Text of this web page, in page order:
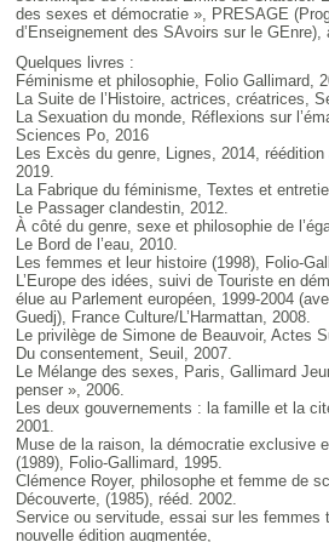
des sexes et démocratie », PRESAGE
d’Enseignement des SAvoirs sur le GEnre),
Quelques livres :
Féminisme et philosophie, Folio Gallimard,
La Suite de l’Histoire, actrices, créatrices,
La Sexuation du monde, Réflexions sur
Sciences Po, 2016
Les Excès du genre, Lignes, 2014, réédition
2019.
La Fabrique du féminisme, Textes et
Le Passager clandestin, 2012.
À côté du genre, sexe et philosophie de
Le Bord de l’eau, 2010.
Les femmes et leur histoire (1998), Folio-
L’Europe des idées, suivi de Touriste en
élue au Parlement européen, 1999-2004
Guedj), France Culture/L’Harmattan, 2008.
Le privilège de Simone de Beauvoir, Actes
Du consentement, Seuil, 2007.
Le Mélange des sexes, Paris, Gallimard
penser », 2006.
Les deux gouvernements : la famille et la
2001.
Muse de la raison, la démocratie exclusive
(1989), Folio-Gallimard, 1995.
Clémence Royer, philosophe et femme de
Découverte, (1985), rééd. 2002.
Service ou servitude, essai sur les femmes
nouvelle édition augmentée,